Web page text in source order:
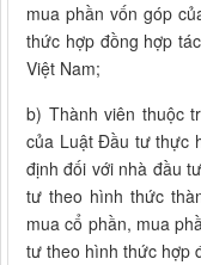
mua phần vốn góp
thức hợp đồng hợp
Việt Nam;
b) Thành viên thuộc
của Luật Đầu tư thực
định đối với nhà đầu
tư theo hình thức
mua cổ phần, mua
tư theo hình thức hợp